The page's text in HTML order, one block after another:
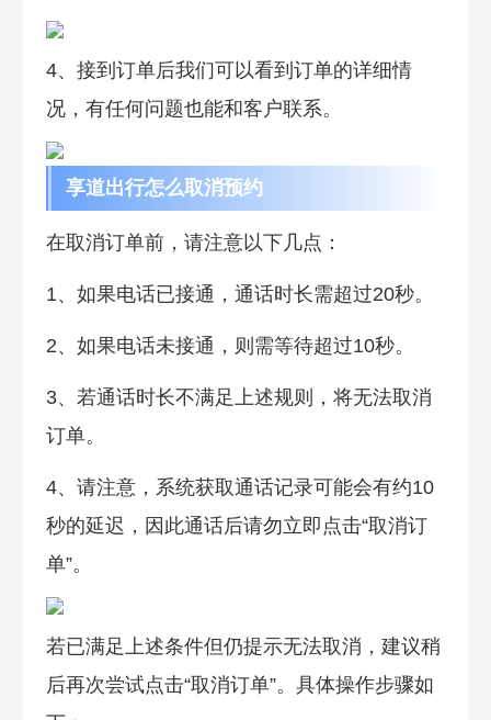
4、接到订单后我们可以看到订单的详细情
况，有任何问题也能和客户联系。
享道出行怎么取消预约
在取消订单前，请注意以下几点：
1、如果电话已接通，通话时长需超过20秒。
2、如果电话未接通，则需等待超过10秒。
3、若通话时长不满足上述规则，将无法取消
订单。
4、请注意，系统获取通话记录可能会有约10
秒的延迟，因此通话后请勿立即点击“取消订
单”。
若已满足上述条件但仍提示无法取消，建议稍
后再次尝试点击“取消订单”。具体操作步骤如